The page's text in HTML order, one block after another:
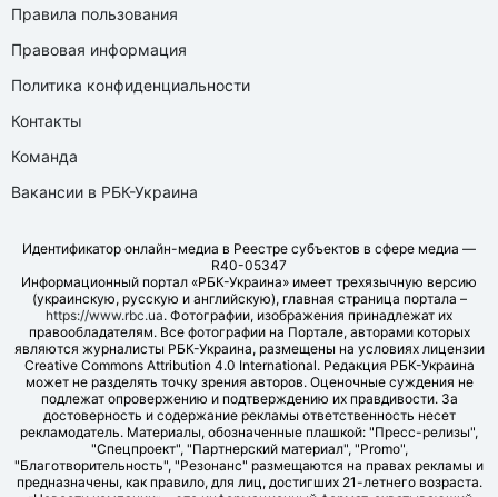
Правила пользования
Правовая информация
Политика конфиденциальности
Контакты
Команда
Вакансии в РБК-Украина
Идентификатор онлайн-медиа в Реестре субъектов в сфере медиа —
R40-05347
Информационный портал «РБК-Украина» имеет трехязычную версию
(украинскую, русскую и английскую), главная страница портала –
https://www.rbc.ua. Фотографии, изображения принадлежат их
правообладателям. Все фотографии на Портале, авторами которых
являются журналисты РБК-Украина, размещены на условиях лицензии
Creative Commons Attribution 4.0 International. Редакция РБК-Украина
может не разделять точку зрения авторов. Оценочные суждения не
подлежат опровержению и подтверждению их правдивости. За
достоверность и содержание рекламы ответственность несет
рекламодатель. Материалы, обозначенные плашкой: "Пресс-релизы",
"Спецпроект", "Партнерский материал", "Promo",
"Благотворительность", "Резонанс" размещаются на правах рекламы и
предназначены, как правило, для лиц, достигших 21-летнего возраста.